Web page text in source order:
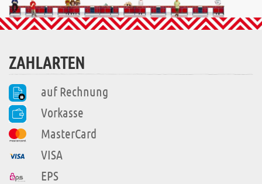
ZAHLARTEN
auf Rechnung
Vorkasse
MasterCard
VISA
EPS